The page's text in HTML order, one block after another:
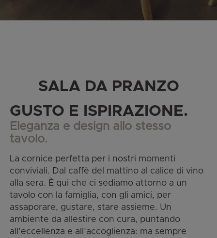
SALA DA PRANZO
GUSTO E ISPIRAZIONE.
Eleganza e design allo stesso
tavolo.
La cornice perfetta per i nostri momenti
conviviali. Dal caffè del mattino al calice di vino
alla sera. È qui che ci sediamo attorno a un
tavolo con la famiglia, con gli amici, per
assaporare, gustare, stare assieme. Un
ambiente da allestire con cura, puntando
all’eccellenza e all’accoglienza: ma sempre